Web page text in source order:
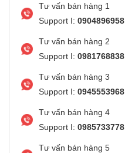
Tư vấn bán hàng 1
Support I: 0904896958
Tư vấn bán hàng 2
Support I: 0981768838
Tư vấn bán hàng 3
Support I: 0945553968
Tư vấn bán hàng 4
Support I: 0985733778
Tư vấn bán hàng 5